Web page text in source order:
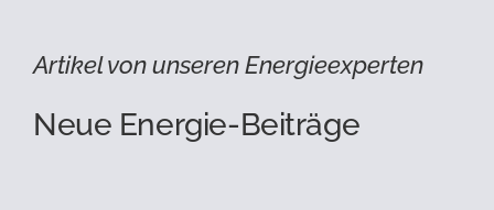
Artikel von unseren Energieexperten
Neue Energie-Beiträge